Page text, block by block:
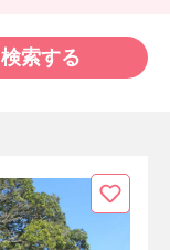
検索する